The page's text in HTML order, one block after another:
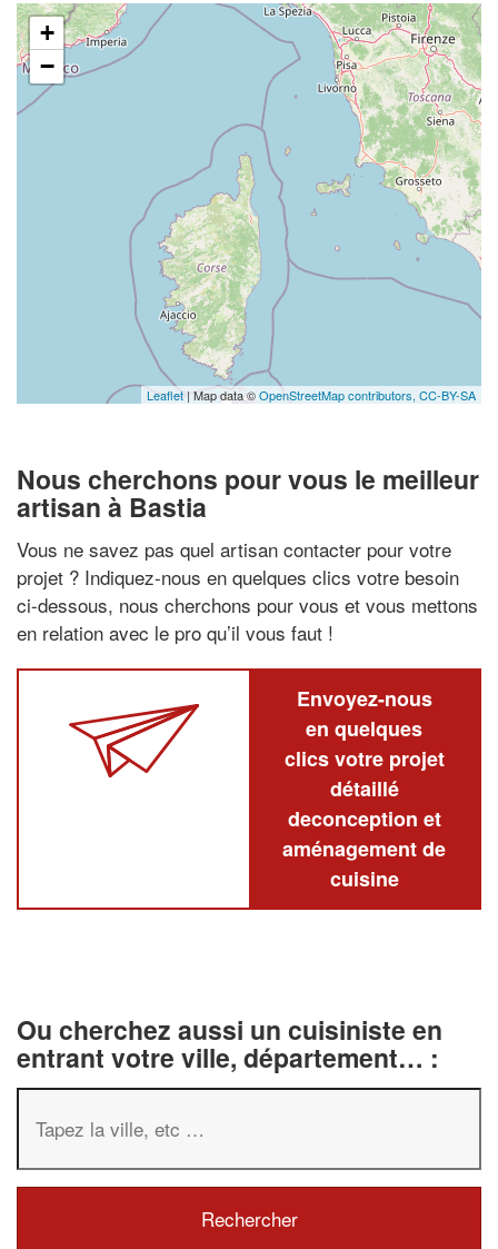
+
−
Leaflet | Map data ©OpenStreetMap contributors, CC-BY-SA
Nous cherchons pour vous le meilleur
artisan à Bastia
Vous ne savez pas quel artisan contacter pour votre
projet ? Indiquez-nous en quelques clics votre besoin
ci-dessous, nous cherchons pour vous et vous mettons
en relation avec le pro qu’il vous faut !
Envoyez-nous
en quelques
clics votre projet
détaillé
deconception et
aménagement de
cuisine
Ou cherchez aussi un cuisiniste en
entrant votre ville, département… :